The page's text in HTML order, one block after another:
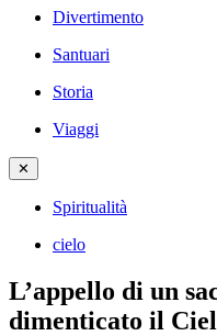
Divertimento
Santuari
Storia
Viaggi
✕
Spiritualità
cielo
L’appello di un
dimenticato il